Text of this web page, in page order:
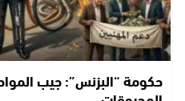
حكومة “البزنس”: جيب